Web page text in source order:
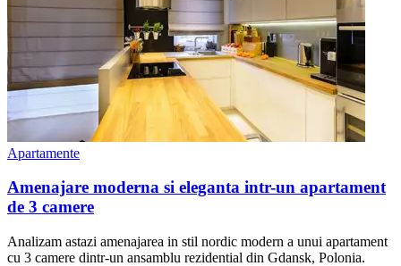
Apartamente
Amenajare moderna si eleganta intr-un apartament
de 3 camere
Analizam astazi amenajarea in stil nordic modern a unui apartament
cu 3 camere dintr-un ansamblu rezidential din Gdansk, Polonia.